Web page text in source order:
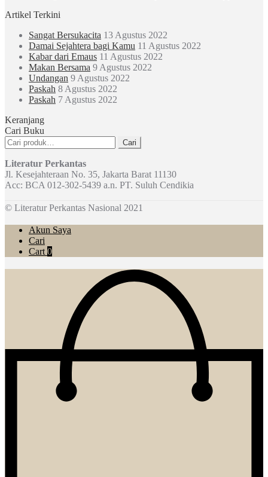
Artikel Terkini
Sangat Bersukacita 13 Agustus 2022
Damai Sejahtera bagi Kamu 11 Agustus 2022
Kabar dari Emaus 11 Agustus 2022
Makan Bersama 9 Agustus 2022
Undangan 9 Agustus 2022
Paskah 8 Agustus 2022
Paskah 7 Agustus 2022
Keranjang
Cari Buku
Pencarian
untuk:
Cari
Literatur Perkantas
Jl. Kesejahteraan No. 35, Jakarta Barat 11130
Acc: BCA 012-302-5439 a.n. PT. Suluh Cendikia
© Literatur Perkantas Nasional 2021
Akun Saya
Cari
Cart 0